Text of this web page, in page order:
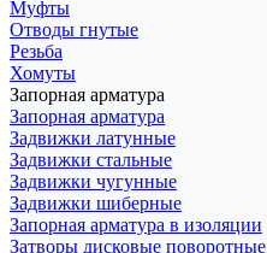
Муфты
Отводы гнутые
Резьба
Хомуты
Запорная арматура
Запорная арматура
Задвижки латунные
Задвижки стальные
Задвижки чугунные
Задвижки шиберные
Запорная арматура в изоляции
Затворы дисковые поворотные